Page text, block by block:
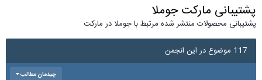
پشتیبانی مارکت جوملا
پشتیبانی محصولات منتشر شده مرتبط با جوملا در مارکت
117 موضوع در این انجمن
چیدمان مطالب